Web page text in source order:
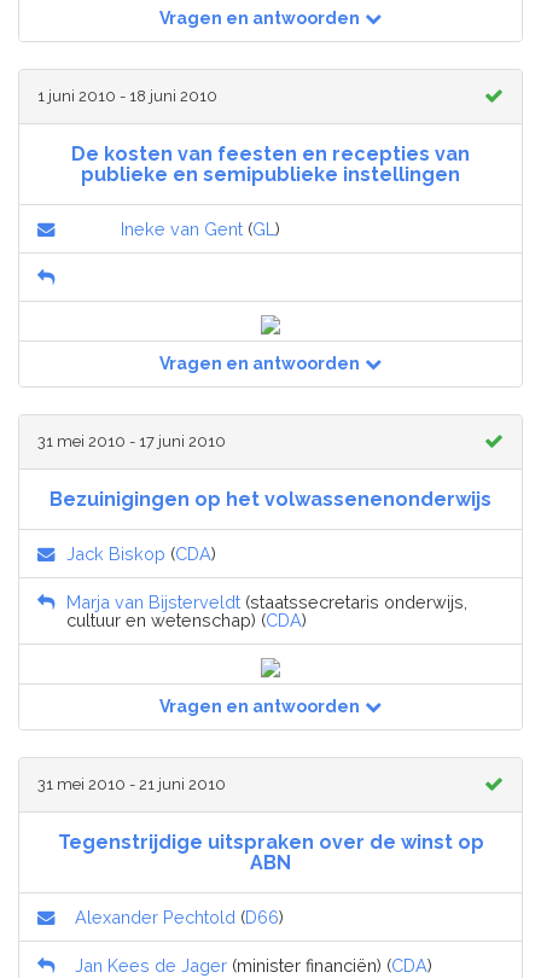
Vragen en antwoorden
1 juni 2010 - 18 juni 2010
De kosten van feesten en recepties van
publieke en semipublieke instellingen
Ineke van Gent (GL )
Vragen en antwoorden
31 mei 2010 - 17 juni 2010
Bezuinigingen op het volwassenenonderwijs
Jack Biskop (CDA)
Marja van Bijsterveldt (staatssecretaris onderwijs,
cultuur en wetenschap) (CDA)
Vragen en antwoorden
31 mei 2010 - 21 juni 2010
Tegenstrijdige uitspraken over de winst op
ABN
Alexander Pechtold (D66)
Jan Kees de Jager (minister financiën) (CDA)